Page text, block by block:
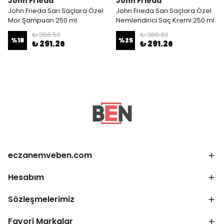
John Frieda Sarı Saçlara Özel
Mor Şampuan 250 ml
%18
₺ 356.50
₺ 291.26
John Frieda Sarı Saçlara Özel
Nemlendirici Saç Kremi 250 ml
%25
₺ 388.90
₺ 291.26
eczanemveben.com
Hesabım
Sözleşmelerimiz
Favori Markalar